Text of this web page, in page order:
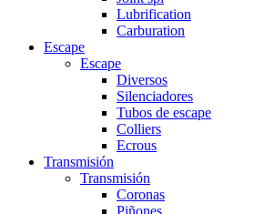
Lubrification
Carburation
Escape
Escape
Diversos
Silenciadores
Tubos de escape
Colliers
Ecrous
Transmisión
Transmisión
Coronas